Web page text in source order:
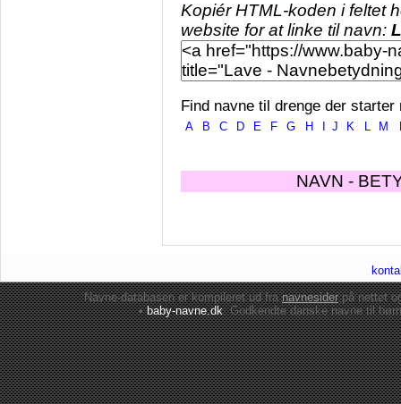
Kopiér HTML-koden i feltet
website for at linke til navn:
Find navne til drenge der starter
A B C D E F G H J K L M
NAVN -
Navne-databasen er kompileret ud franavnesiderpå nettet
•baby-navne.dk: Godkendte danskenavne til børn